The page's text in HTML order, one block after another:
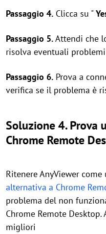
Passaggio 4. Clicca su "
Passaggio 5.Attendi che
risolva eventuali
Passaggio 6. Prova a
verifica se il problema è
Soluzione 4. Prova
Chrome Remote
Ritenere AnyViewer come
alternativa a Chrome
problema del non
Chrome Remote
migliori